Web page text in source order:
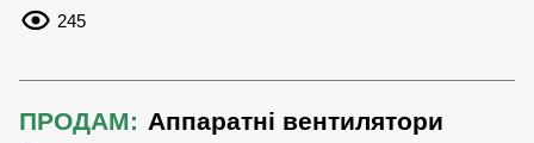
245
ПРОДАМ: Аппаратні вентилятори